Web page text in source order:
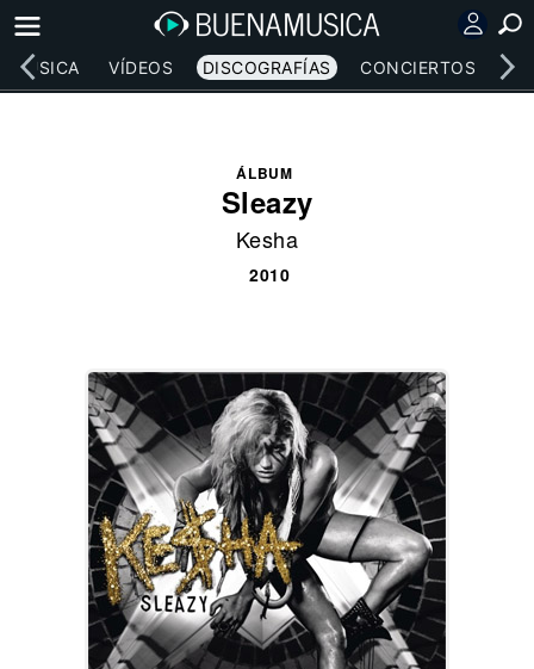
MÚSICA VÍDEOS DISCOGRAFÍAS CONCIERTOS
ÁLBUM
Sleazy
Kesha
2010